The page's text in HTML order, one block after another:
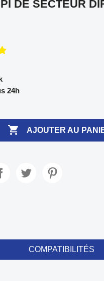
DE SECTEUR
24h
 AJOUTER AU
COMPATIBILITÉS